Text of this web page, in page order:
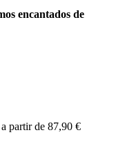
encantados de
a partir de 87,90 €